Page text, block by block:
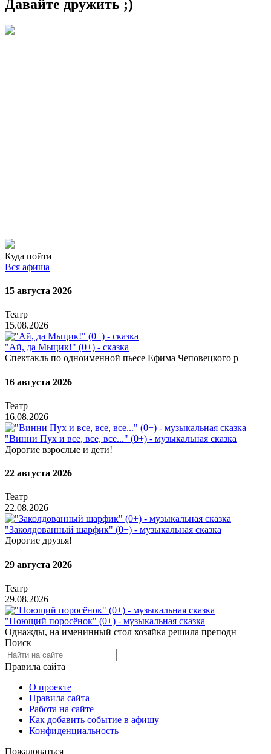
Давайте дружить ;)
Куда пойти
Вся афиша
15 августа 2026
Театр
15.08.2026
"Ай, да Мыцик!" (0+) - сказка
Спектакль по одноименной пьесе Ефима Чеповецкого р
16 августа 2026
Театр
16.08.2026
"Винни Пух и все, все, все..." (0+) - музыкальная сказка
Дорогие взрослые и дети!
22 августа 2026
Театр
22.08.2026
"Заколдованный шарфик" (0+) - музыкальная сказка
Дорогие друзья!
29 августа 2026
Театр
29.08.2026
"Поющий поросёнок" (0+) - музыкальная сказка
Однажды, на именинный стол хозяйка решила преподн
Поиск
Правила сайта
О проекте
Правила сайта
Работа на сайте
Как добавить событие в афишу
Конфиденциальность
Пожаловаться